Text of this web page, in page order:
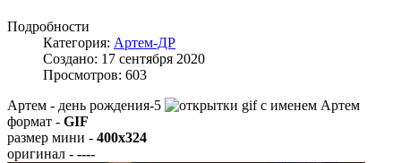
Подробности
Категория: Артем-ДР
Создано: 17 сентября 2020
Просмотров: 603
Артем - день рождения-5
формат - GIF
размер мини - 400x324
оригинал - ----